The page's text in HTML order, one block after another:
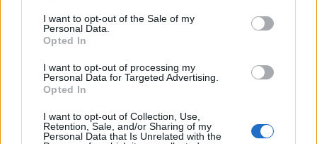
consent section.
I want to opt-out of the Sale of my
Personal Data.
Opted In
I want to opt-out of processing my
Personal Data for Targeted Advertising.
Opted In
I want to opt-out of Collection, Use,
Retention, Sale, and/or Sharing of my
Personal Data that Is Unrelated with the
LEGFRISSEBB